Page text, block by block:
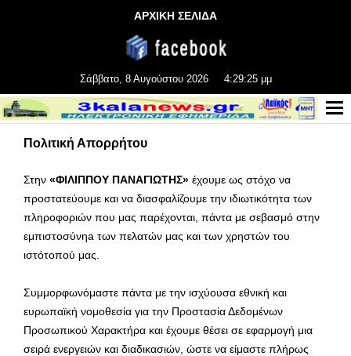
ΑΡΧΙΚΗ ΣΕΛΙΔΑ
Σάββατο, 8 Αυγούστου 2026 4:29:26 μμ
Πολιτική Απορρήτου
Στην «ΦΙΛΙΠΠΟΥ ΠΑΝΑΓΙΩΤΗΣ» έχουμε ως στόχο να
προστατεύουμε και να διασφαλίζουμε την ιδιωτικότητα των
πληροφοριών που μας παρέχονται, πάντα με σεβασμό στην
εμπιστοσύνηa των πελατών μας και των χρηστών του
ιστότοπού μας.
Συμμορφωνόμαστε πάντα με την ισχύουσα εθνική και
ευρωπαϊκή νομοθεσία για την Προστασία Δεδομένων
Προσωπικού Χαρακτήρα και έχουμε θέσει σε εφαρμογή μια
σειρά ενεργειών και διαδικασιών, ώστε να είμαστε πλήρως